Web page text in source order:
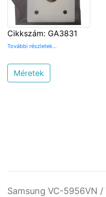
Cikkszám: GA3831
További részletek...
Méretek
Samsung VC-5956VN